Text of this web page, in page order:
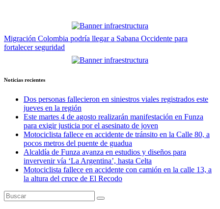
Navegación
de
Migración Colombia podría llegar a Sabana Occidente para
fortalecer seguridad
Noticias recientes
Dos personas fallecieron en siniestros viales registrados este
jueves en la región
Este martes 4 de agosto realizarán manifestación en Funza
para exigir justicia por el asesinato de joven
Motociclista fallece en accidente de tránsito en la Calle 80, a
pocos metros del puente de guadua
Alcaldía de Funza avanza en estudios y diseños para
invervenir vía ‘La Argentina’, hasta Celta
Motociclista fallece en accidente con camión en la calle 13, a
la altura del cruce de El Recodo